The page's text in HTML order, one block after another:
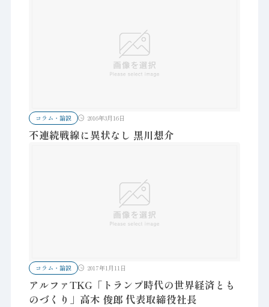
コラム・論説 2016年3月16日
不連続戦線に異状なし 黒川想介
コラム・論説 2017年1月11日
アルファTKG「トランプ時代の世界経済とも
のづくり」高木 俊郎 代表取締役社長